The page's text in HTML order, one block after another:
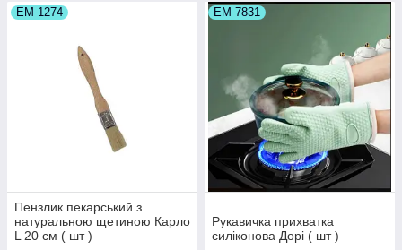
ЕМ 1274
Пензлик пекарський з
натуральною щетиною Карло
L 20 см ( шт )
ЕМ 7831
Рукавичка прихватка
силіконова Дорі ( шт )